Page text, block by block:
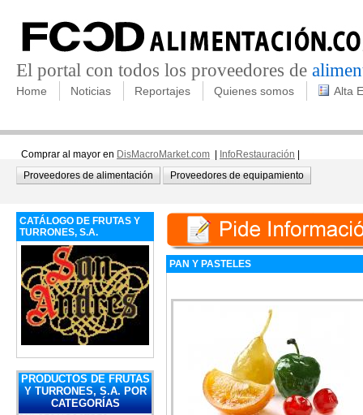
El portal con todos los proveedores de
Home Noticias Reportajes Quienes somos Alta
Comprar al mayor en DisMacroMarket.com InfoRestauración
Proveedores de alimentación
Proveedores de equipamiento
CATÁLOGO DE FRUTAS Y
TURRONES, S.A.
PRODUCTOS DE FRUTAS
Y TURRONES, S.A. POR
CATEGORÍAS
PAN Y PASTELES